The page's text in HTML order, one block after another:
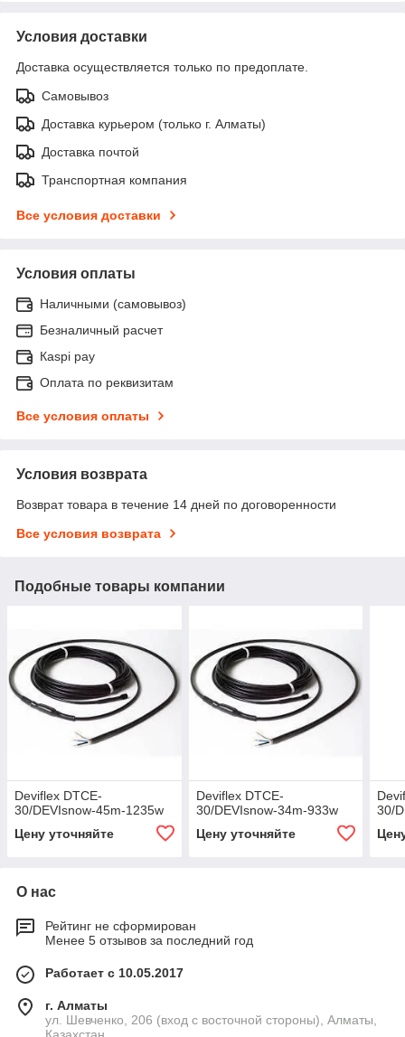
Условия доставки
Доставка осуществляется только по предоплате.
Самовывоз
Доставка курьером (только г. Алматы)
Доставка почтой
Транспортная компания
Все условия доставки
Условия оплаты
Наличными (самовывоз)
Безналичный расчет
Каspi pay
Оплата по реквизитам
Все условия оплаты
Условия возврата
Возврат товара в течение 14 дней по договоренности
Все условия возврата
Подобные товары компании
Deviflex DTCE-
30/DEVIsnow-45m-1235w
Цену уточняйте
Deviflex DTCE-
30/DEVIsnow-34m-933w
Цену уточняйте
30/
О нас
Рейтинг не сформирован
Менее 5 отзывов за последний год
Работает с 10.05.2017
г. Алматы
ул. Шевченко, 206 (вход с восточной стороны), Алматы,